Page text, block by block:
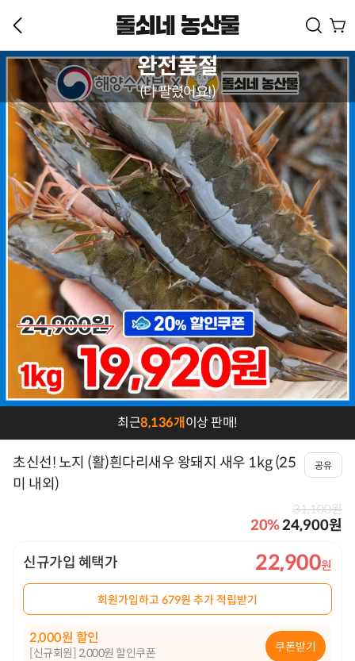
완전품절
(다 팔렸어요!)
로
모
션
최근8,136개이상 판매!
초신선! 노지 (활)흰다리새우 왕돼지 새우 1kg (25
미 내외)
공유
31,100원
20%24,900원
신규가입 혜택가 22,900
회원가입하고 679원 추가 적립받기
2,000 할인
[신규회원] 2,000원 할인쿠폰 쿠폰받기